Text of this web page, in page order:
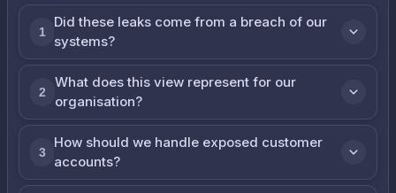
1
Did these leaks come from a breach of our
systems?
2
What does this view represent for our
organisation?
3
How should we handle exposed customer
accounts?